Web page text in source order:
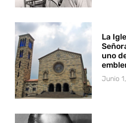
La
uno
Junio